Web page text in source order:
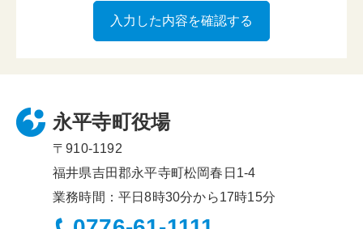
永平寺町役場
〒910-1192
福井県吉田郡永平寺町松岡春日1-4
業務時間：平日8時30分から17時15分